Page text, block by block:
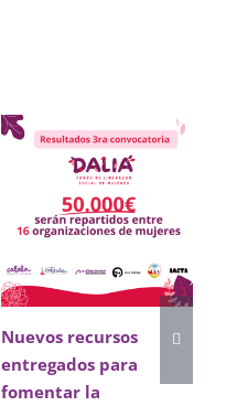
Nuevos recursos
entregados para
fomentar la